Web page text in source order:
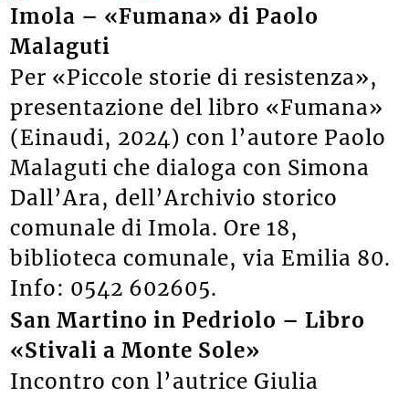
Imola – «Fumana» di Paolo
Malaguti
Per «Piccole storie di resistenza»,
presentazione del libro «Fumana»
(Einaudi, 2024) con l’autore Paolo
Malaguti che dialoga con Simona
Dall’Ara, dell’Archivio storico
comunale di Imola. Ore 18,
biblioteca comunale, via Emilia 80.
Info: 0542 602605.
San Martino in Pedriolo – Libro
«Stivali a Monte Sole»
Incontro con l’autrice Giulia